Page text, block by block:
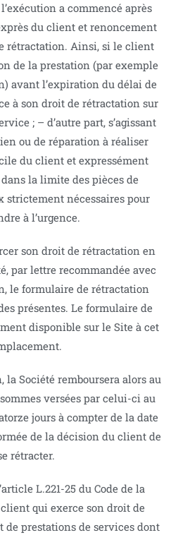
a commencé après
du client et renoncement
rétractation. Ainsi, si le client
de la prestation (par exemple
avant l’expiration du délai de
à son droit de rétractation sur
; – d’autre part, s’agissant
ou de réparation à réaliser
du client et expressément
la limite des pièces de
strictement nécessaires pour
à l’urgence.
son droit de rétractation en
par lettre recommandée avec
le formulaire de rétractation
présentes. Le formulaire de
disponible sur le Site à cet
la Société remboursera alors au
versées par celui-ci au
jours à compter de la date
de la décision du client de
rétracter.
L.221-25 du Code de la
qui exerce son droit de
de prestations de services dont